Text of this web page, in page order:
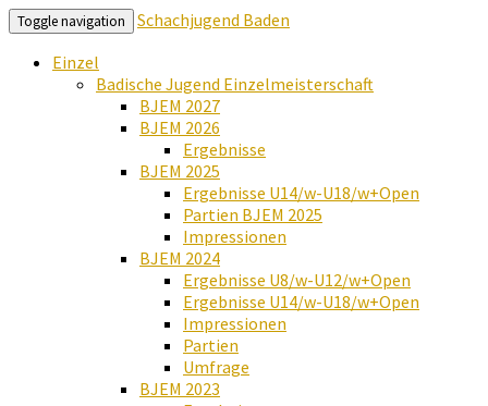
Toggle navigation
Schachjugend Baden
Einzel
Badische Jugend Einzelmeisterschaft
BJEM 2027
BJEM 2026
Ergebnisse
BJEM 2025
Ergebnisse U14/w-U18/w+Open
Partien BJEM 2025
Impressionen
BJEM 2024
Ergebnisse U8/w-U12/w+Open
Ergebnisse U14/w-U18/w+Open
Impressionen
Partien
Umfrage
BJEM 2023